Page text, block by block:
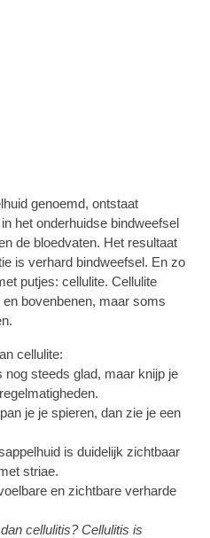
genoemd, ontstaat
het onderhuidse bindweefsel
de bloedvaten. Het resultaat
is verhard bindweefsel. En zo
putjes: cellulite. Cellulite
bovenbenen, maar soms
cellulite:
nog steeds glad, maar knijp je
je je spieren, dan zie je een
is duidelijk zichtbaar
striae.
en zichtbare verharde
cellulitis? Cellulitis is